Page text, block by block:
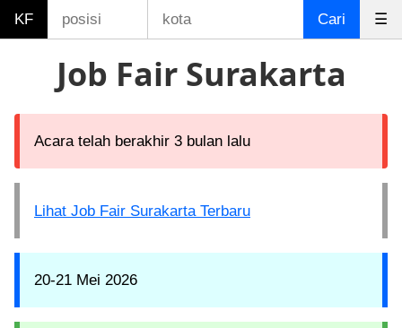
KF ☰
Cari
Job Fair Surakarta
Acara telah berakhir 3 bulan lalu
Lihat Job Fair Surakarta Terbaru
20-21 Mei 2026